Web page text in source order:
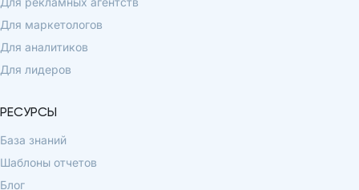
Для маркетологов
Для аналитиков
Для лидеров
РЕСУРСЫ
База знаний
Шаблоны отчетов
Блог